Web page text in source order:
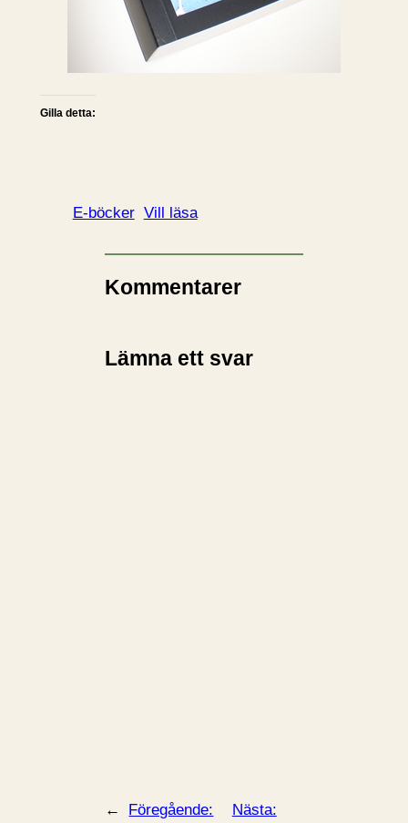
Gilla detta:
E-böcker Vill läsa
Kommentarer
Lämna ett svar
← Föregående: Nästa: